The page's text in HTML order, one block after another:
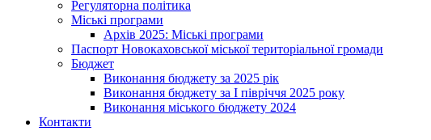
Регуляторна політика
Міські програми
Архів 2025: Міські програми
Паспорт Новокаховської міської територіальної громади
Бюджет
Виконання бюджету за 2025 рік
Виконання бюджету за І півріччя 2025 року
Виконання міського бюджету 2024
Контакти